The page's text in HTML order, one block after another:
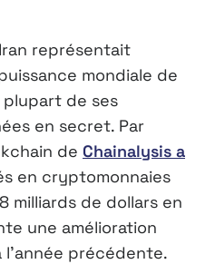
représentait
mondiale de
plupart de ses
en secret. Par
de Chainalysis a
en cryptomonnaies
milliards de dollars en
une amélioration
précédente.